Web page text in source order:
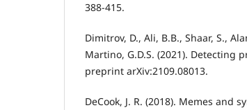
388-415.
Dimitrov, D., Ali, B.B., Shaar, S.,
Martino, G.D.S. (2021). Detecting
preprint arXiv:2109.08013.
DeCook, J. R. (2018). Memes and